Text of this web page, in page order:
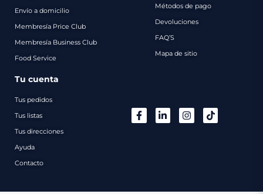
Envío a domicilio
Membresía Price Club
Membresía Business Club
Food Service
Métodos de pago
Devoluciones
FAQ’S
Mapa de sitio
Tu cuenta
Tus pedidos
Tus listas
Tus direcciones
Ayuda
Contacto